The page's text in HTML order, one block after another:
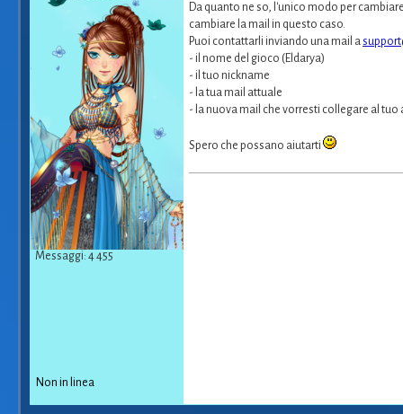
Messaggi: 4 455
Da quanto ne so, l'unico modo per
cambiare la mail in questo caso.
Puoi contattarli inviando una mail a
- il nome del gioco (Eldarya)
- il tuo nickname
- la tua mail attuale
- la nuova mail che vorresti collegare al tuo
Spero che possano aiutarti
Non in linea